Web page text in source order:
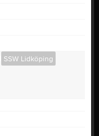
SSW Lidköping